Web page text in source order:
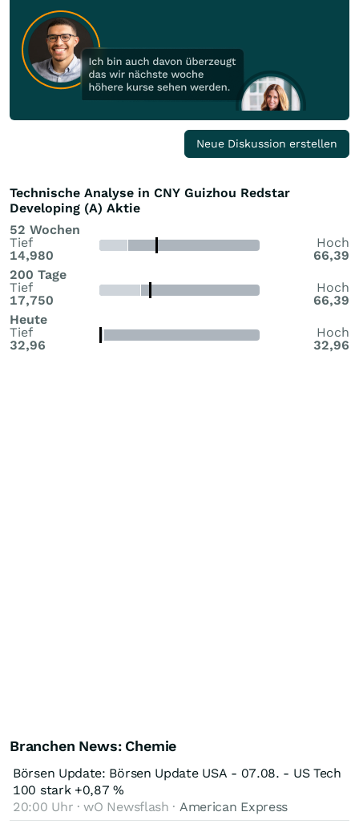
Neue Diskussion erstellen
Technische Analyse in CNY Guizhou Redstar
Developing (A) Aktie
52 Wochen
Tief
14,980
Hoch
66,39
200 Tage
Tief
17,750
Hoch
66,39
Heute
Tief
32,96
Hoch
32,96
Branchen News: Chemie
Börsen Update: Börsen Update USA - 07.08. - US Tech
100 stark +0,87 %
20:00 Uhr · wO Newsflash · American Express